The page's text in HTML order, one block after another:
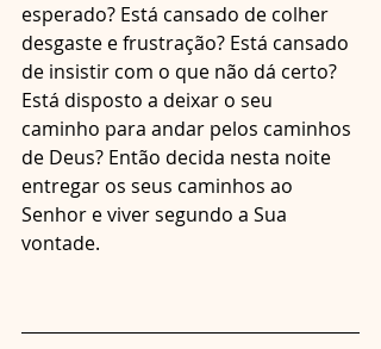
esperado? Está cansado de colher
desgaste e frustração? Está cansado
de insistir com o que não dá certo?
Está disposto a deixar o seu
caminho para andar pelos caminhos
de Deus? Então decida nesta noite
entregar os seus caminhos ao
Senhor e viver segundo a Sua
vontade.